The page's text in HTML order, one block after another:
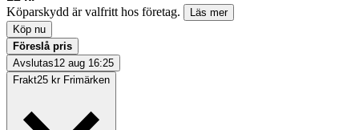
Köparskydd är valfritt hos företag.
Läs mer
Köp nu
Föreslå pris
Avslutas12 aug 16:25
Frakt25 kr Frimärken